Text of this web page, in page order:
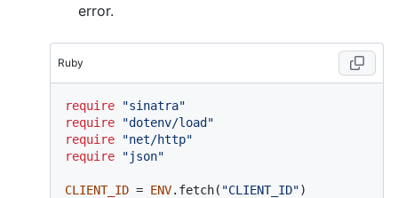
error.
Ruby
require
"sinatra"
require
"dotenv/load"
require
"net/http"
require
"json"
CLIENT_ID = ENV.fetch( "CLIENT_ID"